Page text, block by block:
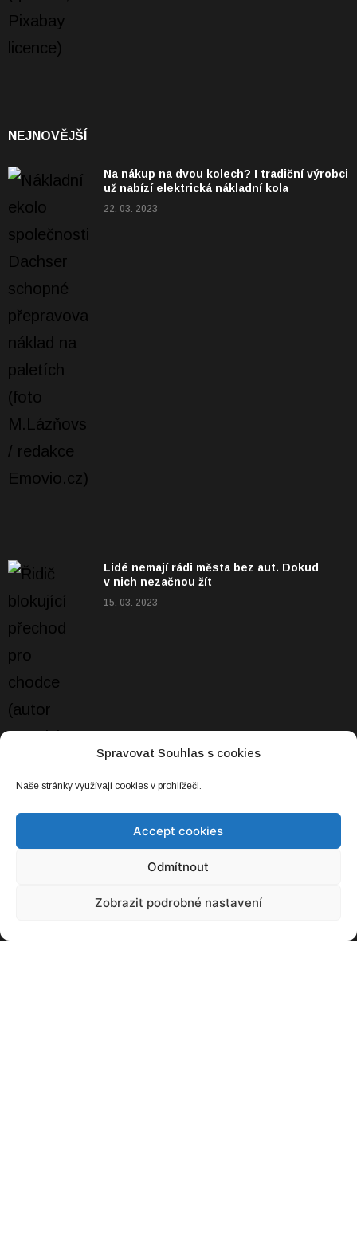
Spravovat Souhlas s cookies
Naše stránky využívají cookies v prohlížeči.
Accept cookies
Odmítnout
Zobrazit podrobné nastavení
NEJNOVĚJŠÍ
Na nákup na dvou kolech? I tradiční výrobci
už nabízí elektrická nákladní kola
22. 03. 2023
Lidé nemají rádi města bez aut. Dokud
v nich nezačnou žít
15. 03. 2023
Francouzský plán na rychlé zprovoznění